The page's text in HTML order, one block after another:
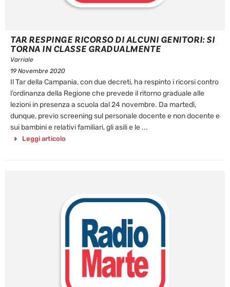
TAR RESPINGE RICORSO DI ALCUNI GENITORI: SI
TORNA IN CLASSE GRADUALMENTE
Varriale
19 Novembre 2020
Il Tar della Campania, con due decreti, ha respinto i ricorsi contro
l’ordinanza della Regione che prevede il ritorno graduale alle
lezioni in presenza a scuola dal 24 novembre. Da martedì,
dunque, previo screening sul personale docente e non docente e
sui bambini e relativi familiari, gli asili e le ...
Leggi articolo